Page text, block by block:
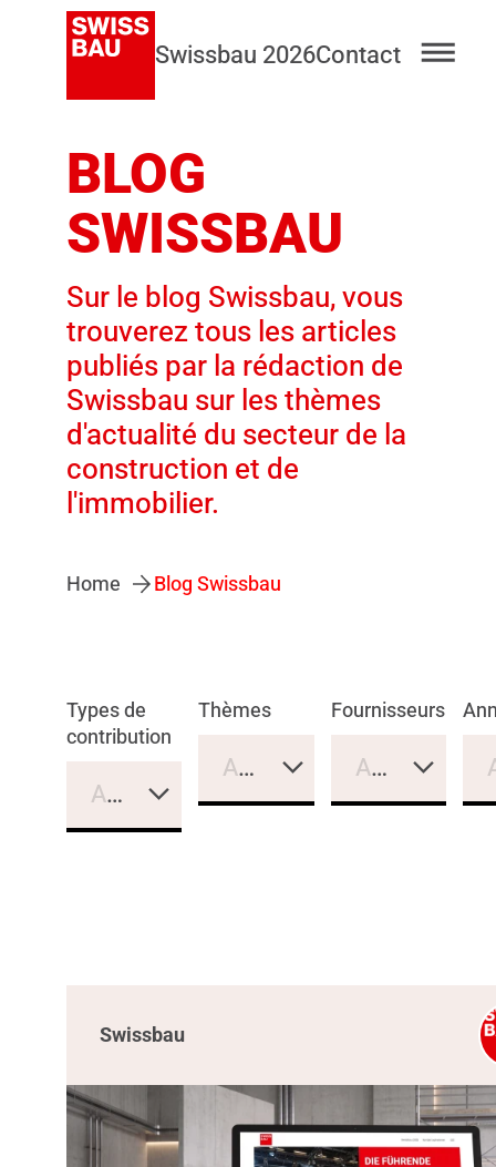
Swissbau 2026Contact
BLOG
SWISSBAU
Sur le blog Swissbau, vous
trouverez tous les articles
publiés par la rédaction de
Swissbau sur les thèmes
d'actualité du secteur de la
construction et de
l'immobilier.
Home Blog Swissbau
Types de
contribution
Aucune sélection
Thèmes
Aucune sélection
Fournisseurs
Aucune
Swissbau